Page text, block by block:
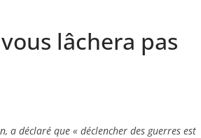
lâchera pas
déclaré que « déclencher des guerres est